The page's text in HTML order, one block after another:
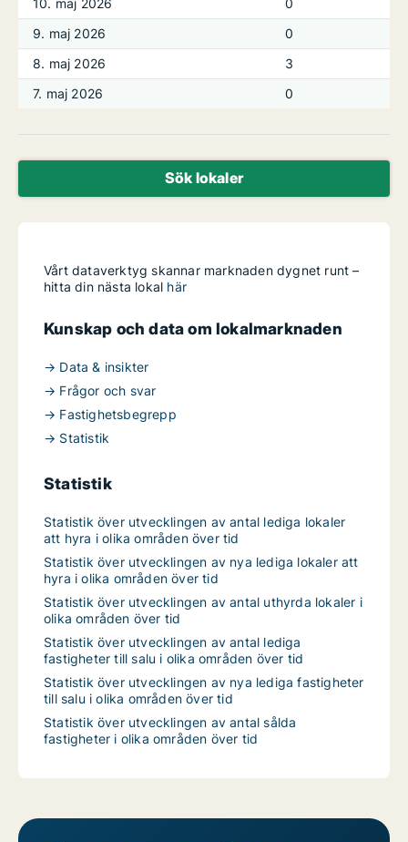
10. maj 2026
0
9. maj 2026
0
8. maj 2026
3
7. maj 2026
0
Sök lokaler
Vårt dataverktyg skannar marknaden dygnet runt –
hitta din nästa lokal här
Kunskap och data om lokalmarknaden
→ Data & insikter
→ Frågor och svar
→ Fastighetsbegrepp
→ Statistik
Statistik
Statistik över utvecklingen av antal lediga lokaler
att hyra i olika områden över tid
Statistik över utvecklingen av nya lediga lokaler att
hyra i olika områden över tid
Statistik över utvecklingen av antal uthyrda lokaler i
olika områden över tid
Statistik över utvecklingen av antal lediga
fastigheter till salu i olika områden över tid
Statistik över utvecklingen av nya lediga fastigheter
till salu i olika områden över tid
Statistik över utvecklingen av antal sålda
fastigheter i olika områden över tid